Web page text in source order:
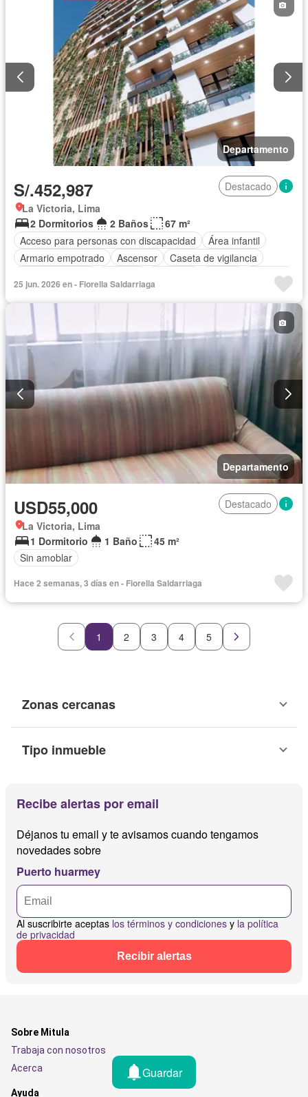
Permite mascotas
Permite niños Sin amoblar
Departamento
S/.452,987
Destacado
La Victoria, Lima
2 Dormitorios
2 Baños
67 m²
Acceso para personas con discapacidad
Área infantil
Armario empotrado
Ascensor
Caseta de vigilancia
Vigilante
Seguridad
Terraza Permite niños
Sin amoblar
25 jun. 2026 en - Fiorella Saldarriaga
Departamento
USD55,000
Destacado
La Victoria, Lima
1 Dormitorio
1 Baño
45 m²
Sin amoblar
Hace 2 semanas, 3 días en - Fiorella Saldarriaga
1 2 3 4 5
Zonas cercanas
Tipo inmueble
Recibe alertas por email
Déjanos tu email y te avisamos cuando tengamos
novedades sobre
Puerto huarmey
Al suscribirte aceptas los términos y condiciones y la política
de privacidad
Recibir alertas
Guardar
Sobre Mitula
Trabaja con nosotros
Acerca
Ayuda